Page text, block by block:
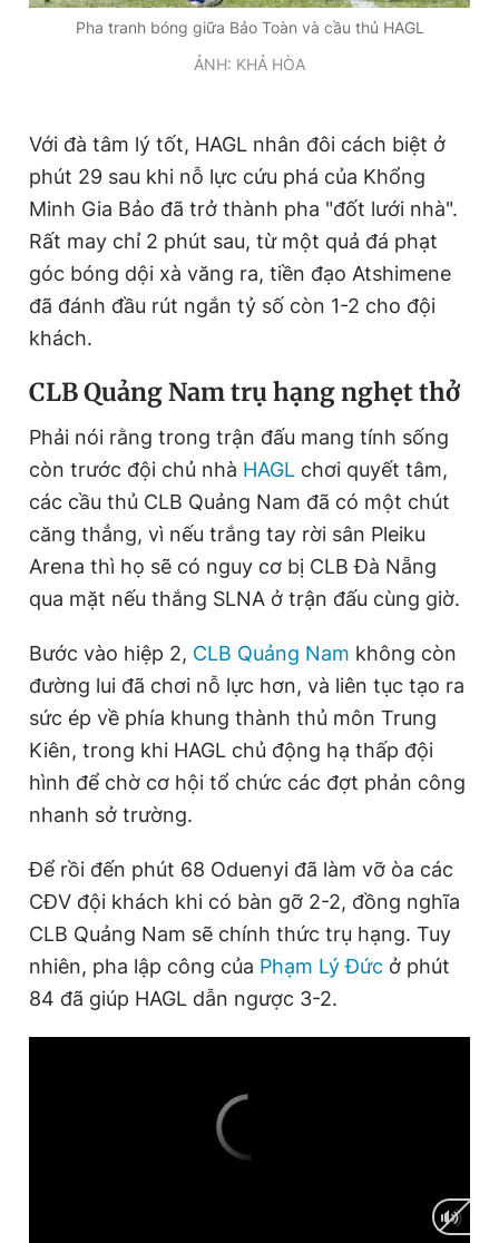
Pha tranh bóng giữa Bảo Toàn và cầu thủ HAGL
ẢNH: KHẢ HÒA
Với đà tâm lý tốt, HAGL nhân đôi cách biệt ở
phút 29 sau khi nỗ lực cứu phá của Khổng
Minh Gia Bảo đã trở thành pha "đốt lưới nhà".
Rất may chỉ 2 phút sau, từ một quả đá phạt
góc bóng dội xà văng ra, tiền đạo Atshimene
đã đánh đầu rút ngắn tỷ số còn 1-2 cho đội
khách.
CLB Quảng Nam trụ hạng nghẹt thở
Phải nói rằng trong trận đấu mang tính sống
còn trước đội chủ nhà HAGL chơi quyết tâm,
các cầu thủ CLB Quảng Nam đã có một chút
căng thẳng, vì nếu trắng tay rời sân Pleiku
Arena thì họ sẽ có nguy cơ bị CLB Đà Nẵng
qua mặt nếu thắng SLNA ở trận đấu cùng giờ.
Bước vào hiệp 2, CLB Quảng Nam không còn
đường lui đã chơi nỗ lực hơn, và liên tục tạo ra
sức ép về phía khung thành thủ môn Trung
Kiên, trong khi HAGL chủ động hạ thấp đội
hình để chờ cơ hội tổ chức các đợt phản công
nhanh sở trường.
Để rồi đến phút 68 Oduenyi đã làm vỡ òa các
CĐV đội khách khi có bàn gỡ 2-2, đồng nghĩa
CLB Quảng Nam sẽ chính thức trụ hạng. Tuy
nhiên, pha lập công của Phạm Lý Đức ở phút
84 đã giúp HAGL dẫn ngược 3-2.